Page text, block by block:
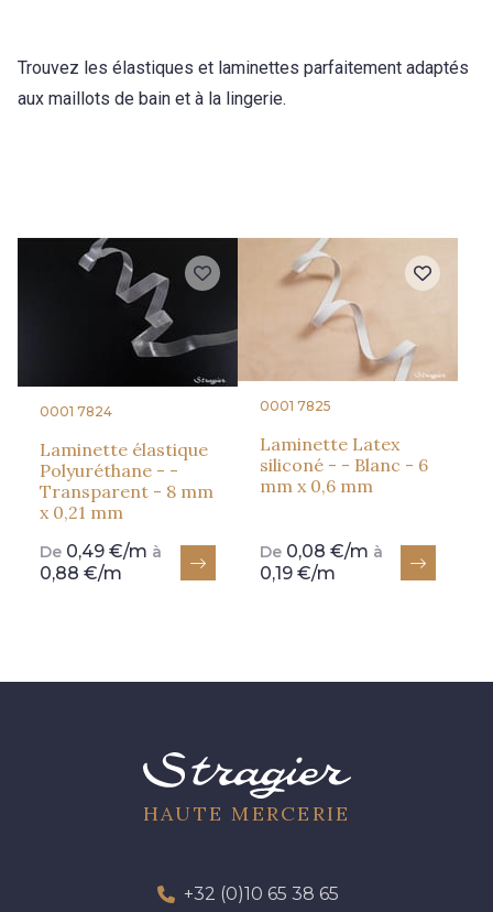
Trouvez les élastiques et laminettes parfaitement adaptés
aux maillots de bain et à la lingerie.
0001 7824
Laminette élastique
Polyuréthane - -
Transparent - 8 mm
x 0,21 mm
De 0,49 €/m à
0,88 €/m
0001 7825
Laminette Latex
siliconé - - Blanc - 6
mm x 0,6 mm
De 0,08 €/m à
0,19 €/m
HAUTE MERCERIE
+32 (0)10 65 38 65